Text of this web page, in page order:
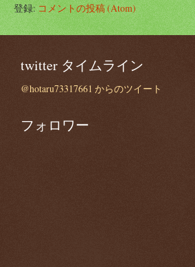
登録:コメントの投稿 (Atom)
twitter タイムライン
@hotaru73317661 からのツイート
フォロワー